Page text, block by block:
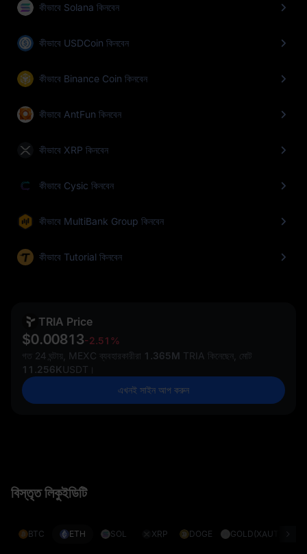
কীভাবে Solana কিনবেন
কীভাবে USDCoin কিনবেন
কীভাবে Binance Coin কিনবেন
কীভাবে AntFun কিনবেন
কীভাবে XRP কিনবেন
কীভাবে Cysic কিনবেন
কীভাবে MultiBank Group কিনবেন
কীভাবে Tutorial কিনবেন
TRIA Price
$0.00813-2.51%
গত 24 ঘন্টায়, MEXC ব্যবহারকারীরা 1.365M TRIA কিনেছেন, মোট
11.256KUSDT।
এখনই সাইন আপ করুন
বিস্তৃত লিকুইডিটি
BTC ETH SOL XRP DOGE GOLD(XAUT)